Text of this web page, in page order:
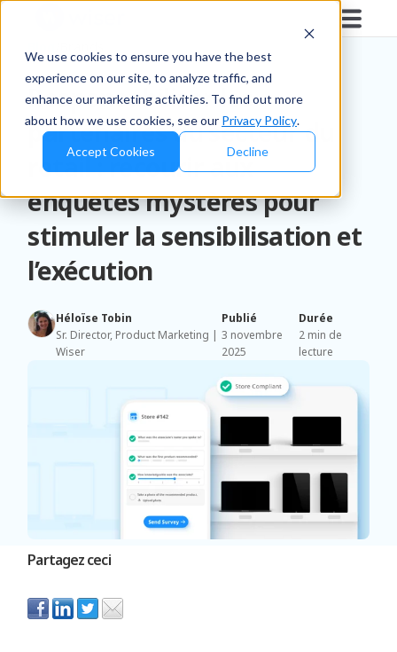
We use cookies to ensure you have the best
experience on our site, to analyze traffic, and
enhance our marketing activities. To find out more
about how we use cookies, see our Privacy Policy.
Accept Cookies Decline
Responsabiliser les
partenaires du secteur du
retail : recourir aux
enquêtes mystères pour
stimuler la sensibilisation et
l’exécution
Héloïse Tobin
Sr. Director, Product Marketing |
Wiser
Publié
3 novembre
2025
Durée
2 min de
lecture
Partagez ceci